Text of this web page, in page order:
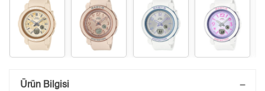
Saatini Kişiselleştir
Ürün Bilgisi